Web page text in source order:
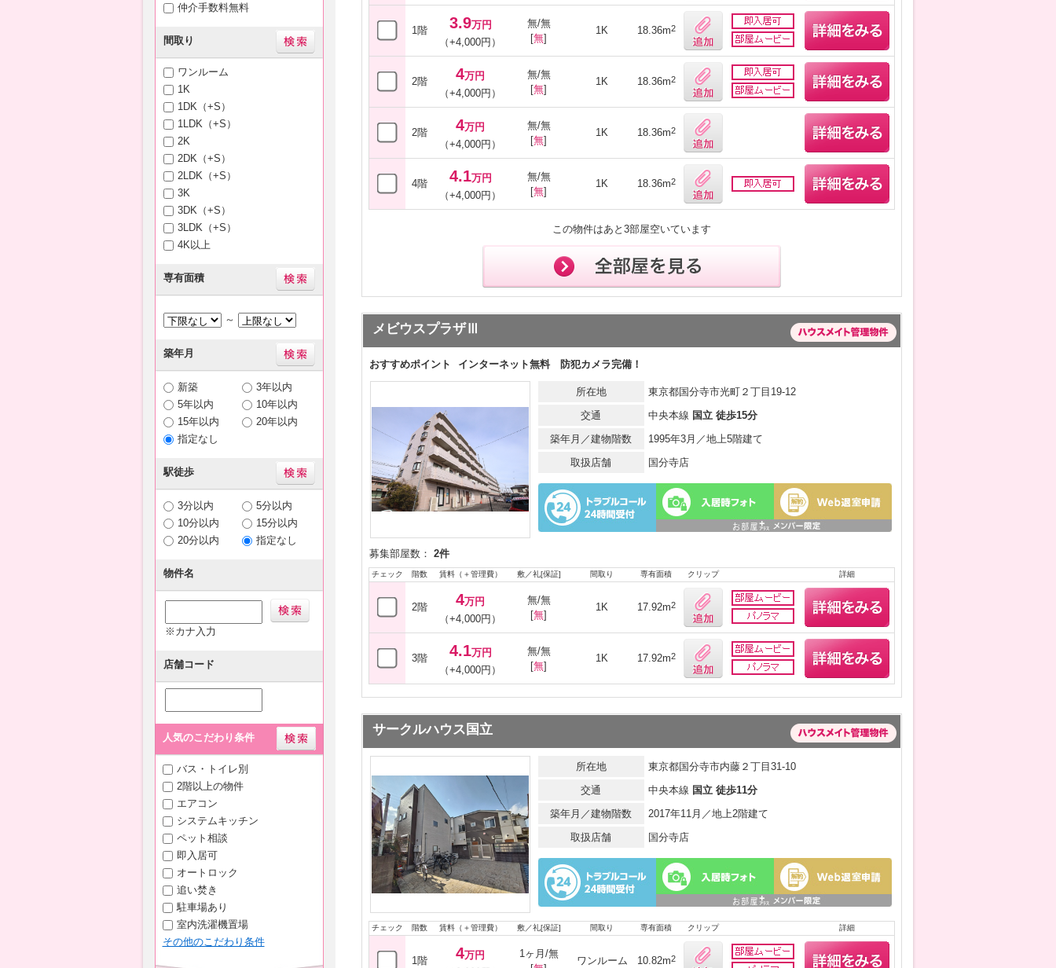
仲介手数料無料
間取り
ワンルーム
1K
1DK（+S）
1LDK（+S）
2K
2DK（+S）
2LDK（+S）
3K
3DK（+S）
3LDK（+S）
4K以上
専有面積
～
築年月
新築
3年以内
5年以内
10年以内
15年以内
20年以内
指定なし
駅徒歩
3分以内
5分以内
10分以内
15分以内
20分以内
指定なし
物件名
※カナ入力
店舗コード
人気のこだわり条件
バス・トイレ別
2階以上の物件
エアコン
システムキッチン
ペット相談
即入居可
オートロック
追い焚き
駐車場あり
室内洗濯機置場
その他のこだわり条件
1階 3.9万円
（+4,000円）
無/無
[無]
1K 18.36m2
2階 4万円
（+4,000円）
無/無
[無]
1K 18.36m2
2階 4万円
（+4,000円）
無/無
[無]
1K 18.36m2
4階 4.1万円
（+4,000円）
無/無
[無]
1K 18.36m2
この物件はあと3部屋空いています
メビウスプラザⅢ
おすすめポイント インターネット無料 防犯カメラ完備！
所在地
東京都国分寺市光町２丁目19-12
交通
中央本線 国立 徒歩15分
築年月／建物階数
1995年3月／地上5階建て
取扱店舗
国分寺店
募集部屋数： 2件
チェック 階数 賃料（＋管理費） 敷／礼[保証] 間取り 専有面積 クリップ 詳細
2階 4万円
（+4,000円）
無/無
[無]
1K 17.92m2
3階 4.1万円
（+4,000円）
無/無
[無]
1K 17.92m2
サークルハウス国立
所在地
東京都国分寺市内藤２丁目31-10
交通
中央本線 国立 徒歩11分
築年月／建物階数
2017年11月／地上2階建て
取扱店舗
国分寺店
チェック 階数 賃料（＋管理費） 敷／礼[保証] 間取り 専有面積 クリップ 詳細
1階 4万円
1ヶ月/無
ワンルーム 10.82m2